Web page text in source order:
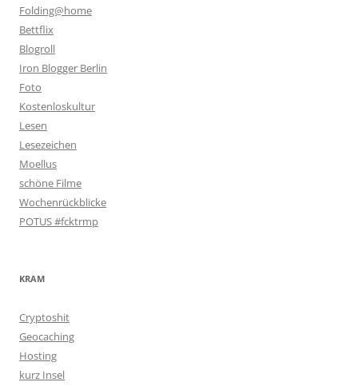
Folding@home
Bettflix
Blogroll
Iron Blogger Berlin
Foto
Kostenloskultur
Lesen
Lesezeichen
Moellus
schöne Filme
Wochenrückblicke
POTUS #fcktrmp
KRAM
Cryptoshit
Geocaching
Hosting
kurz Insel